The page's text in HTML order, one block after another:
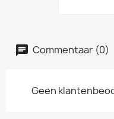
Commentaar (0)
Geen